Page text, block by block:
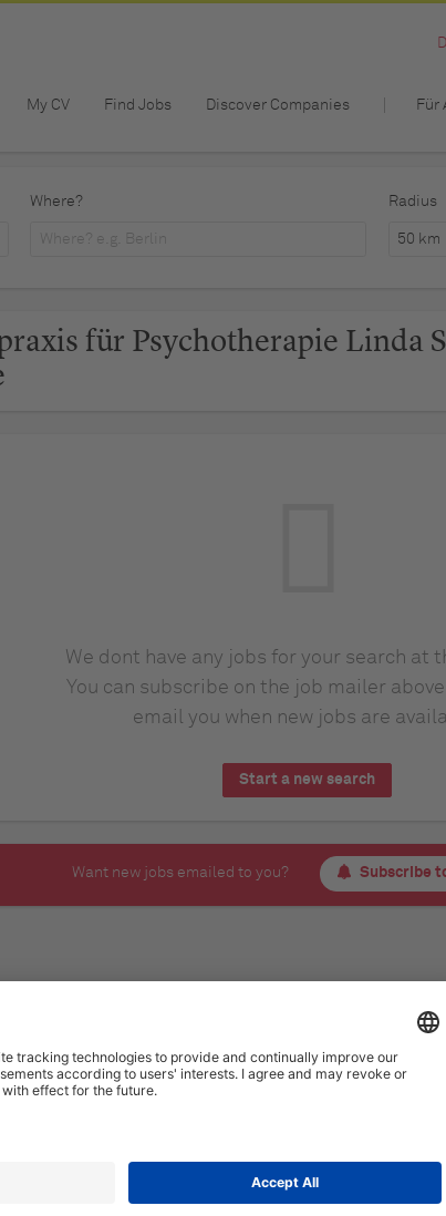
My CV Find Jobs Discover Companies Für
Where? Radius
50 km
für Psychotherapie Linda
We dont have any jobs for your search at
You can subscribe on the job mailer above
email you when new jobs are
Start a new search
Want new jobs emailed to you? Subscribe